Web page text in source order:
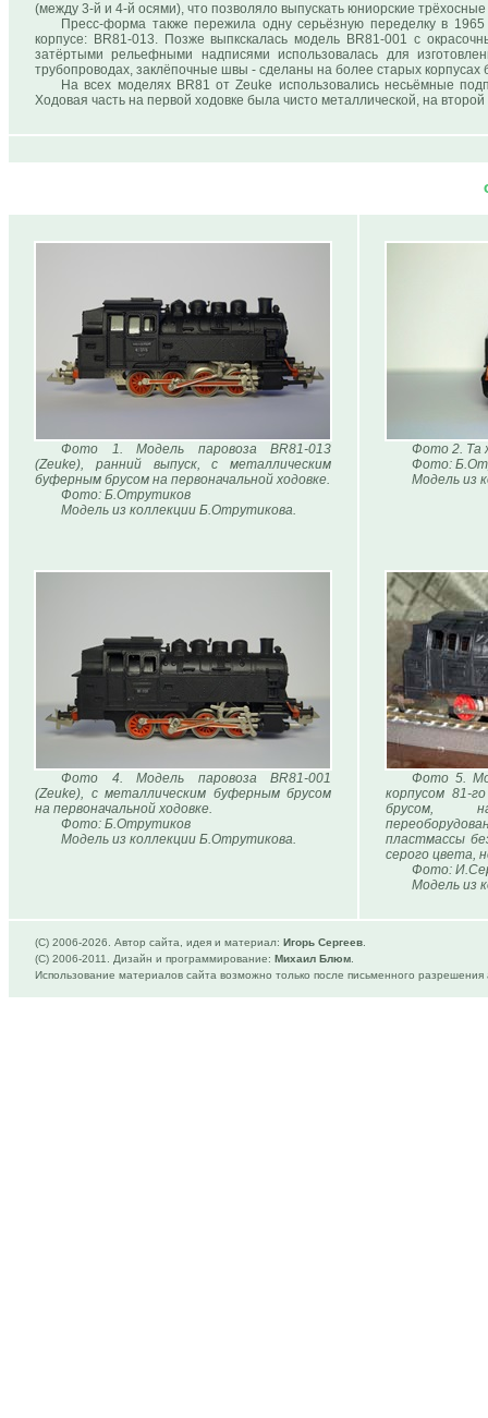
(между 3-й и 4-й осями), что позволяло выпускать юниорские
Пресс-форма также пережила одну серьёзную переделку в
корпусе: BR81-013. Позже выпкскалась модель BR81-001 с
затёртыми рельефными надписями использовалась для
трубопроводах, заклёпочные швы - сделаны на более старых
На всех моделях BR81 от Zeuke использовались несьёмные
Ходовая часть на первой ходовке была чисто металлической, на
Фото 1. Модель паровоза BR81-013
(Zeuke), ранний выпуск, с металлическим
буферным брусом на первоначальной ходовке.
Фото: Б.Отрутиков
Модель из коллекции Б.Отрутикова.
Фото 2. Та
Фото:
Модель из
Фото 4. Модель паровоза BR81-001
(Zeuke), с металлическим буферным брусом
на первоначальной ходовке.
Фото: Б.Отрутиков
Модель из коллекции Б.Отрутикова.
Фото 5.
корпусом 81-
брусом,
пластмассы
серого цвета,
Фото:
Модель из
(C) 2006-2026. Автор сайта, идея и материал: Игорь Сергеев
(C) 2006-2011. Дизайн и программирование: Михаил Блюм
Использование материалов сайта возможно только после письменного разрешения